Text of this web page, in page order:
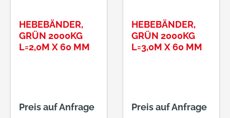
HEBEBÄNDER,
GRÜN 2000KG
L=2,0M X 60 MM
Preis auf Anfrage
HEBEBÄNDER,
GRÜN 2000KG
L=3,0M X 60 MM
Preis auf Anfrage